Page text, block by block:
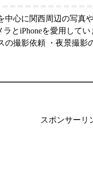
中心に関西周辺の写真
ラとiPhoneを愛用して
の撮影依頼 ・夜景撮影
スポンサーリ